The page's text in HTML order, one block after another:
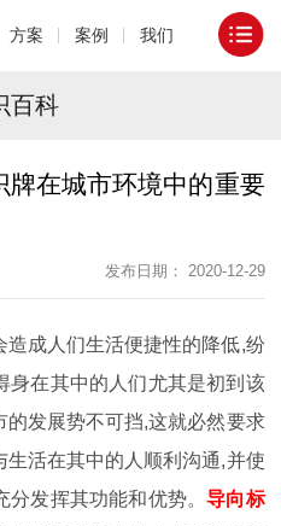
方案 案例 我们
百科
牌在城市环境中的重要
发布日期： 2020-12-29
成人们生活便捷性的降低,纷
身在其中的人们尤其是初到该
发展势不可挡,这就必然要求
活在其中的人顺利沟通,并使
分发挥其功能和优势。导向标